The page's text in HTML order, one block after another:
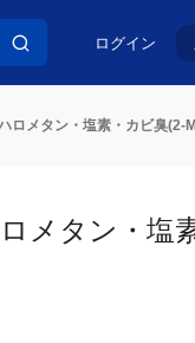
ログイン
ロメタン・塩素・カビ臭(2-
メタン・塩